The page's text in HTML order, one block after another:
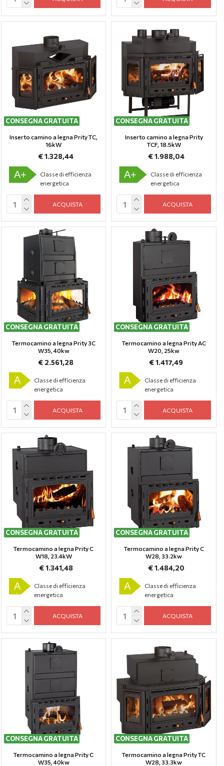
CONSEGNA GRATUITA
Inserto camino a legna Prity TC,
16kW
€ 1.328,44
A+
Classe di efficienza
energetica
ACQUISTA
CONSEGNA GRATUITA
Inserto camino a legna Prity
TCF, 18.5kW
€ 1.988,04
A+
Classe di efficienza
energetica
ACQUISTA
CONSEGNA GRATUITA
Termocamino a legna Prity 3C
W35, 40kw
€ 2.561,28
A
Classe di efficienza
energetica
ACQUISTA
CONSEGNA GRATUITA
Termocamino a legna Prity AC
W20, 25kw
€ 1.417,49
A
Classe di efficienza
energetica
ACQUISTA
CONSEGNA GRATUITA
Termocamino a legna Prity C
W18, 23.4kW
€ 1.341,48
A
Classe di efficienza
energetica
ACQUISTA
CONSEGNA GRATUITA
Termocamino a legna Prity C
W28, 33.2kw
€ 1.484,20
A
Classe di efficienza
energetica
ACQUISTA
CONSEGNA GRATUITA
Termocamino a legna Prity C
W35, 40kw
CONSEGNA GRATUITA
Termocamino a legna Prity TC
W28, 33.3kw